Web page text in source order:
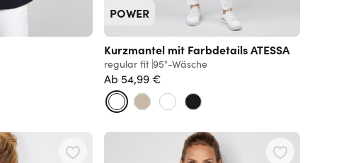
POWER
Kurzmantel mit Farbdetails ATESSA
regular fit 95°-Wäsche
Ab 54,99 €